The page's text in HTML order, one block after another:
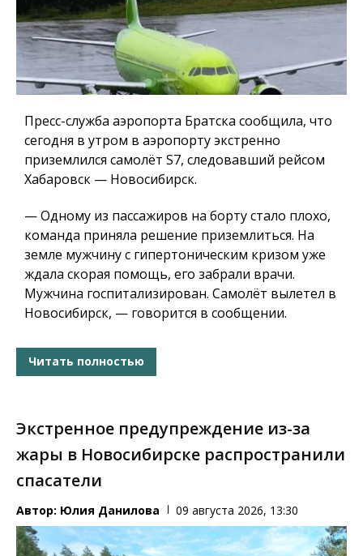
Пресс-служба аэропорта Братска сообщила, что
сегодня в утром в аэропорту экстренно
приземлился самолёт S7, следовавший рейсом
Хабаровск — Новосибирск.
— Одному из пассажиров на борту стало плохо,
команда приняла решение приземлиться. На
земле мужчину с гипертоническим кризом уже
ждала скорая помощь, его забрали врачи.
Мужчина госпитализирован. Самолёт вылетел в
Новосибирск, — говорится в сообщении.
Читать полностью
Экстренное предупреждение из-за
жары в Новосибирске распространили
спасатели
Автор: Юлия Данилова 09 августа 2026, 13:30